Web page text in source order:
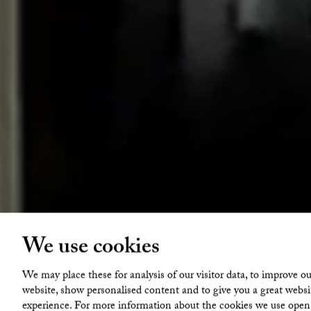
We use cookies
We may place these for analysis of our visitor data, to improve
website, show personalised content and to give you a great
experience. For more information about the cookies we use open